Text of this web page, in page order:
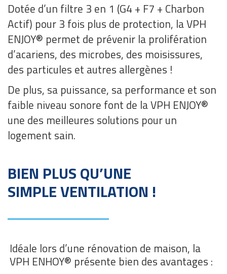
Dotée d’un filtre 3 en 1 (G4 + F7 + Charbon
Actif) pour 3 fois plus de protection, la VPH
ENJOY® permet de prévenir la prolifération
d’acariens, des microbes, des moisissures,
des particules et autres allergènes !
De plus, sa puissance, sa performance et son
faible niveau sonore font de la VPH ENJOY®
une des meilleures solutions pour un
logement sain.
BIEN PLUS QU’UNE
SIMPLE VENTILATION !
Idéale lors d’une rénovation de maison, la
VPH ENHOY® présente bien des avantages :